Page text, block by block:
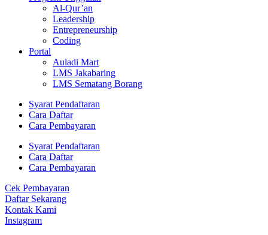
Al-Qur’an
Leadership
Entrepreneurship
Coding
Portal
Auladi Mart
LMS Jakabaring
LMS Sematang Borang
Syarat Pendaftaran
Cara Daftar
Cara Pembayaran
Syarat Pendaftaran
Cara Daftar
Cara Pembayaran
Cek Pembayaran
Daftar Sekarang
Kontak Kami
Instagram